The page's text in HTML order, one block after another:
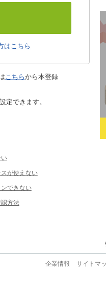
はこちら
こちらから本登録
定できます。
が使えない
できない
方法
企業情報 サイトマ